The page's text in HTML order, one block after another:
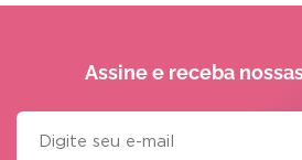
Assine e receba